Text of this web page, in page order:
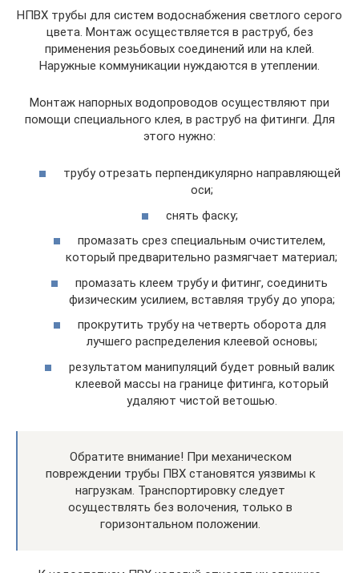
НПВХ трубы для систем водоснабжения светлого серого
цвета. Монтаж осуществляется в раструб, без
применения резьбовых соединений или на клей.
Наружные коммуникации нуждаются в утеплении.
Монтаж напорных водопроводов осуществляют при
помощи специального клея, в раструб на фитинги. Для
этого нужно:
трубу отрезать перпендикулярно направляющей
оси;
снять фаску;
промазать срез специальным очистителем,
который предварительно размягчает материал;
промазать клеем трубу и фитинг, соединить
физическим усилием, вставляя трубу до упора;
прокрутить трубу на четверть оборота для
лучшего распределения клеевой основы;
результатом манипуляций будет ровный валик
клеевой массы на границе фитинга, который
удаляют чистой ветошью.
Обратите внимание! При механическом
повреждении трубы ПВХ становятся уязвимы к
нагрузкам. Транспортировку следует
осуществлять без волочения, только в
горизонтальном положении.